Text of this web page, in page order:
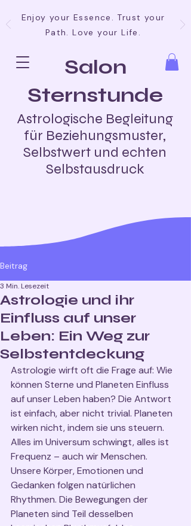
Enjoy your Essence. Trust your
Path. Love your Life.
Salon
Sternstunde
Astrologische Begleitung
für Beziehungsmuster,
Selbstwert und echten
Selbstausdruck
Beitrag
Astrologie und ihr
Einfluss auf unser
Leben: Ein Weg zur
Selbstentdeckung
3 Min. Lesezeit
Astrologie wirft oft die Frage auf: Wie
können Sterne und Planeten Einfluss
auf unser Leben haben? Die Antwort
ist einfach, aber nicht trivial. Planeten
wirken nicht, indem sie uns steuern.
Alles im Universum schwingt, alles ist
Frequenz – auch wir Menschen.
Unsere Körper, Emotionen und
Gedanken folgen natürlichen
Rhythmen. Die Bewegungen der
Planeten sind Teil desselben